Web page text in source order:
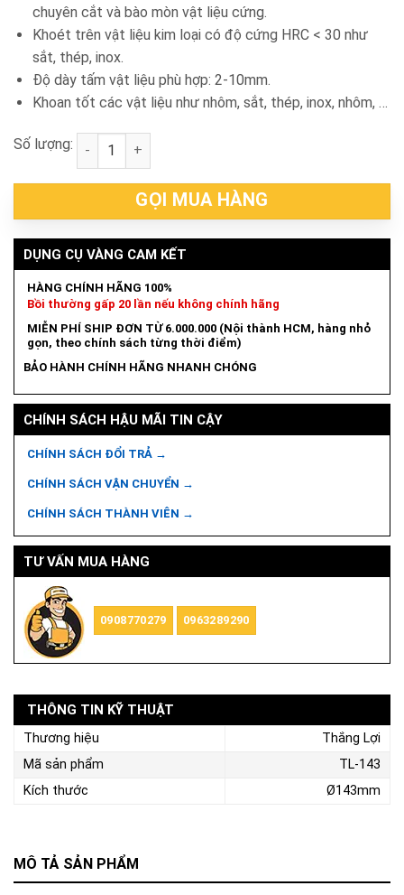
chuyên cắt và bào mòn vật liệu cứng.
Khoét trên vật liệu kim loại có độ cứng HRC < 30 như
sắt, thép, inox.
Độ dày tấm vật liệu phù hợp: 2-10mm.
Khoan tốt các vật liệu như nhôm, sắt, thép, inox, nhôm, …
Số lượng: Mũi khoét hợp kim Ø143mm Thắng Lợi TL-143 số
GỌI MUA HÀNG
DỤNG CỤ VÀNG CAM KẾT
HÀNG CHÍNH HÃNG 100%
Bồi thường gấp 20 lần nếu không chính hãng
MIỄN PHÍ SHIP ĐƠN TỪ 6.000.000 (Nội thành HCM, hàng nhỏ
gọn, theo chính sách từng thời điểm)
BẢO HÀNH CHÍNH HÃNG NHANH CHÓNG
CHÍNH SÁCH HẬU MÃI TIN CẬY
CHÍNH SÁCH ĐỔI TRẢ →
CHÍNH SÁCH VẬN CHUYỂN →
CHÍNH SÁCH THÀNH VIÊN →
TƯ VẤN MUA HÀNG
0908770279 0963289290
MÔ TẢ SẢN PHẨM
THÔNG TIN KỸ THUẬT
Thương hiệu
Thắng Lợi
Mã sản phẩm
TL-143
Kích thước
Ø143mm